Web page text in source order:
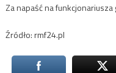
Za napaść na
Źródło: rmf24.pl